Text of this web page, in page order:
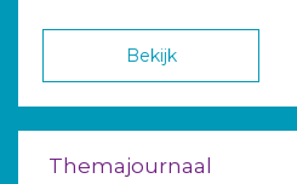
Bekijk
Themajournaal